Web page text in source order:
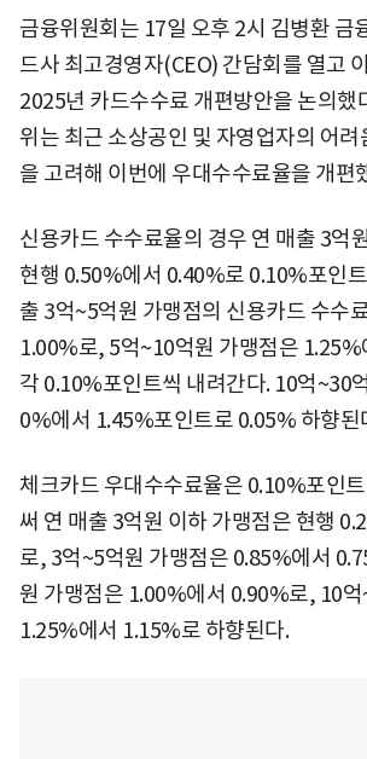
금융위원회는 17일 오후 2시 김병환 금
드사 최고경영자(CEO) 간담회를 열고
2025년 카드수수료 개편방안을 논의했
위는 최근 소상공인 및 자영업자의 어려
을 고려해 이번에 우대수수료율을 개편
신용카드 수수료율의 경우 연 매출 3억
현행 0.50%에서 0.40%로 0.10%포인
출 3억~5억원 가맹점의 신용카드 수수
1.00%로, 5억~10억원 가맹점은
각 0.10%포인트씩 내려간다. 10억~30
0%에서 1.45%포인트로 0.05% 하향된
체크카드 우대수수료율은 0.10%포인
써 연 매출 3억원 이하 가맹점은 현행
로, 3억~5억원 가맹점은 0.85%에서
원 가맹점은 1.00%에서 0.90%로, 10
1.25%에서 1.15%로 하향된다.